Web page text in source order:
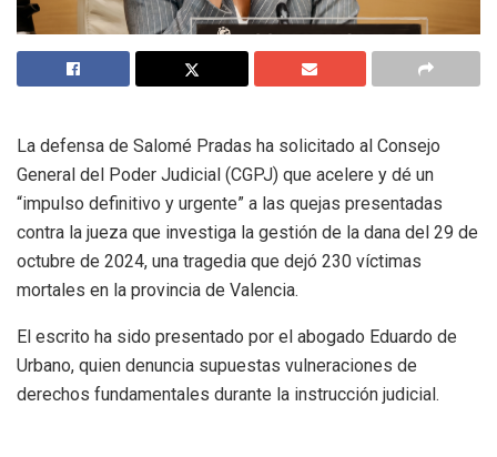
La defensa de Salomé Pradas ha solicitado al Consejo
General del Poder Judicial (CGPJ) que acelere y dé un
“impulso definitivo y urgente” a las quejas presentadas
contra la jueza que investiga la gestión de la dana del 29 de
octubre de 2024, una tragedia que dejó 230 víctimas
mortales en la provincia de Valencia.
El escrito ha sido presentado por el abogado Eduardo de
Urbano, quien denuncia supuestas vulneraciones de
derechos fundamentales durante la instrucción judicial.